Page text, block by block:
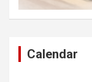
Calendar